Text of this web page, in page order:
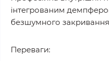
інтегрованим
безшумного
Переваги: